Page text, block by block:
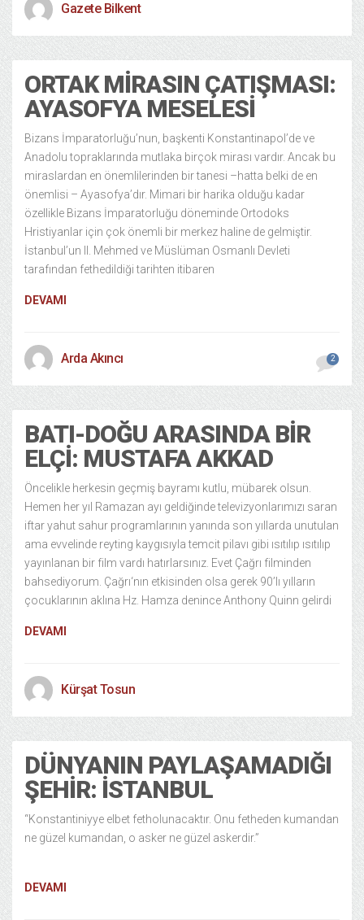
Gazete Bilkent
ORTAK MIRASIN ÇATIŞMASI:
AYASOFYA MESELESI
Bizans İmparatorluğu’nun, başkenti Konstantinapol’de ve
Anadolu topraklarında mutlaka birçok mirası vardır. Ancak bu
miraslardan en önemlilerinden bir tanesi –hatta belki de en
önemlisi – Ayasofya’dır. Mimari bir harika olduğu kadar
özellikle Bizans İmparatorluğu döneminde Ortodoks
Hristiyanlar için çok önemli bir merkez haline de gelmiştir.
İstanbul’un II. Mehmed ve Müslüman Osmanlı Devleti
tarafından fethedildiği tarihten itibaren
DEVAMI
Arda Akıncı 2
BATI-DOĞU ARASINDA BIR
ELÇI: MUSTAFA AKKAD
Öncelikle herkesin geçmiş bayramı kutlu, mübarek olsun.
Hemen her yıl Ramazan ayı geldiğinde televizyonlarımızı saran
iftar yahut sahur programlarının yanında son yıllarda unutulan
ama evvelinde reyting kaygısıyla temcit pilavı gibi ısıtılıp ısıtılıp
yayınlanan bir film vardı hatırlarsınız. Evet Çağrı filminden
bahsediyorum. Çağrı‘nın etkisinden olsa gerek 90’lı yılların
çocuklarının aklına Hz. Hamza denince Anthony Quinn gelirdi
DEVAMI
Kürşat Tosun
DÜNYANIN PAYLAŞAMADIĞI
ŞEHIR: İSTANBUL
“Konstantiniyye elbet fetholunacaktır. Onu fetheden kumandan
ne güzel kumandan, o asker ne güzel askerdir.”
DEVAMI